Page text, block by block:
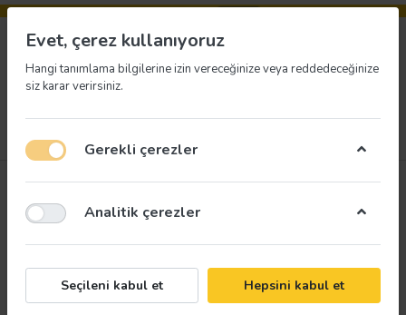
Evet, çerez kullanıyoruz
Hangi tanımlama bilgilerine izin vereceğinize veya reddedeceğinize
siz karar verirsiniz.
Gerekli çerezler
Analitik çerezler
Seçileni kabul et Hepsini kabul et